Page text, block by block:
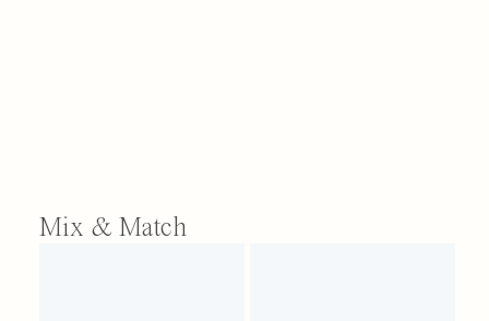
Mix & Match